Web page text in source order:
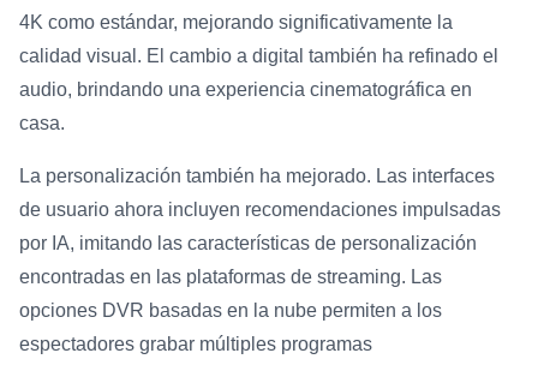
4K como estándar, mejorando significativamente la
calidad visual. El cambio a digital también ha refinado el
audio, brindando una experiencia cinematográfica en
casa.
La personalización también ha mejorado. Las interfaces
de usuario ahora incluyen recomendaciones impulsadas
por IA, imitando las características de personalización
encontradas en las plataformas de streaming. Las
opciones DVR basadas en la nube permiten a los
espectadores grabar múltiples programas